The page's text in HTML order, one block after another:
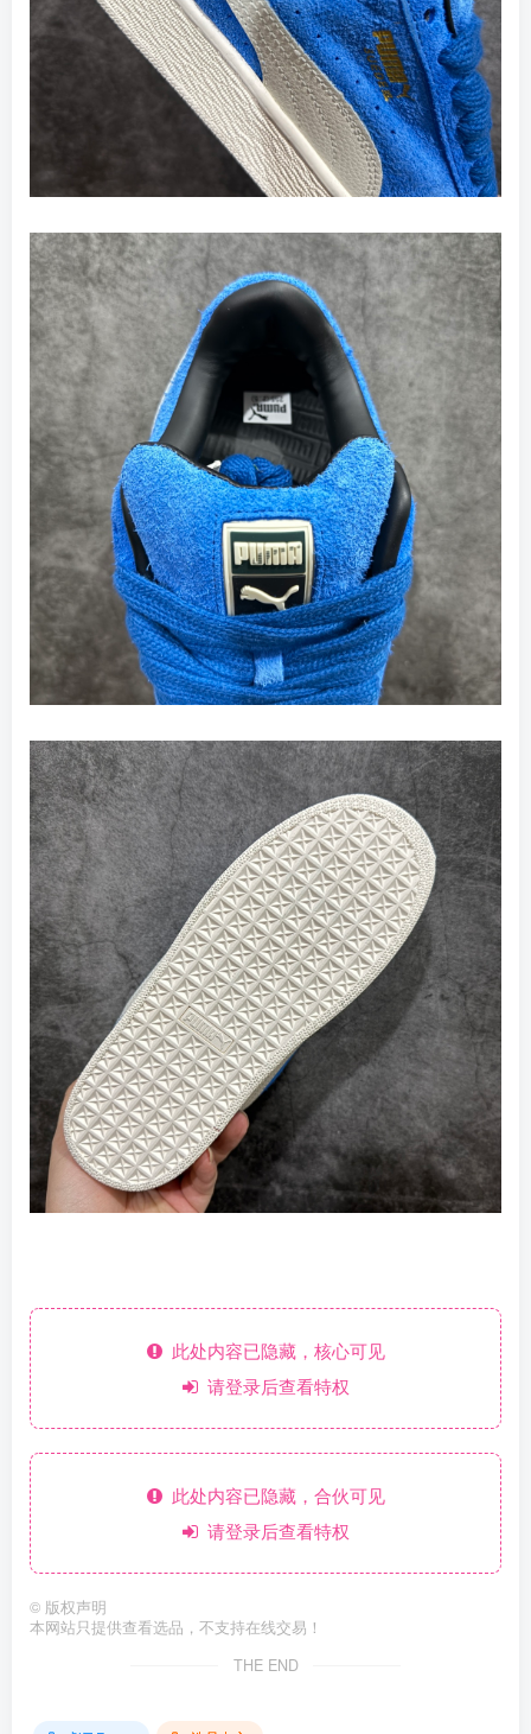
此处内容已隐藏，核心可见
请登录后查看特权
此处内容已隐藏，合伙可见
请登录后查看特权
© 版权声明
本网站只提供查看选品，不支持在线交易！
THE END